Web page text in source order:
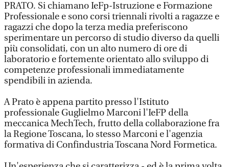
PRATO. Si chiamano IeFp-Istruzione e Formazione
Professionale e sono corsi triennali rivolti a ragazze e
ragazzi che dopo la terza media preferiscono
sperimentare un percorso di studio diverso da quelli
più consolidati, con un alto numero di ore di
laboratorio e fortemente orientato allo sviluppo di
competenze professionali immediatamente
spendibili in azienda.
A Prato è appena partito presso l'Istituto
professionale Guglielmo Marconi l'IeFP della
meccanica MechTech, frutto della collaborazione fra
la Regione Toscana, lo stesso Marconi e l'agenzia
formativa di Confindustria Toscana Nord Formetica.